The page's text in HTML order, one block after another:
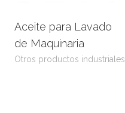
Leer más
Aceite para Lavado
de Maquinaria
Otros productos industriales